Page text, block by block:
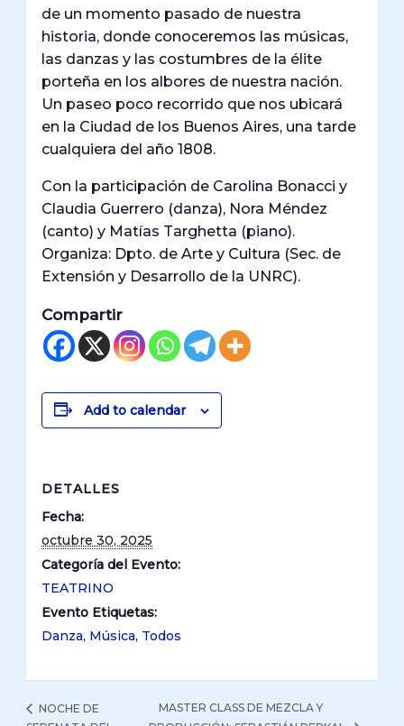
de un momento pasado de nuestra
historia, donde conoceremos las músicas,
las danzas y las costumbres de la élite
porteña en los albores de nuestra nación.
Un paseo poco recorrido que nos ubicará
en la Ciudad de los Buenos Aires, una tarde
cualquiera del año 1808.
Con la participación de Carolina Bonacci y
Claudia Guerrero (danza), Nora Méndez
(canto) y Matías Targhetta (piano).
Organiza: Dpto. de Arte y Cultura (Sec. de
Extensión y Desarrollo de la UNRC).
Compartir
Add to calendar
DETALLES
Fecha:
octubre 30, 2025
Categoría del Evento:
TEATRINO
Evento Etiquetas:
Danza, Música, Todos
NOCHE DE
MASTER CLASS DE MEZCLA Y